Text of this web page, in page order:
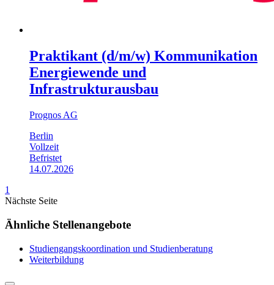
Praktikant (d/m/w) Kommunikation
Energiewende und
Infrastrukturausbau
Prognos AG
Berlin
Vollzeit
Befristet
14.07.2026
1
Nächste Seite
Ähnliche Stellenangebote
Studiengangskoordination und Studienberatung
Weiterbildung